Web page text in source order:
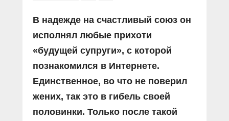
В надежде на счастливый союз он
исполнял любые прихоти
«будущей супруги», с которой
познакомился в Интернете.
Единственное, во что не поверил
жених, так это в гибель своей
половинки. Только после такой